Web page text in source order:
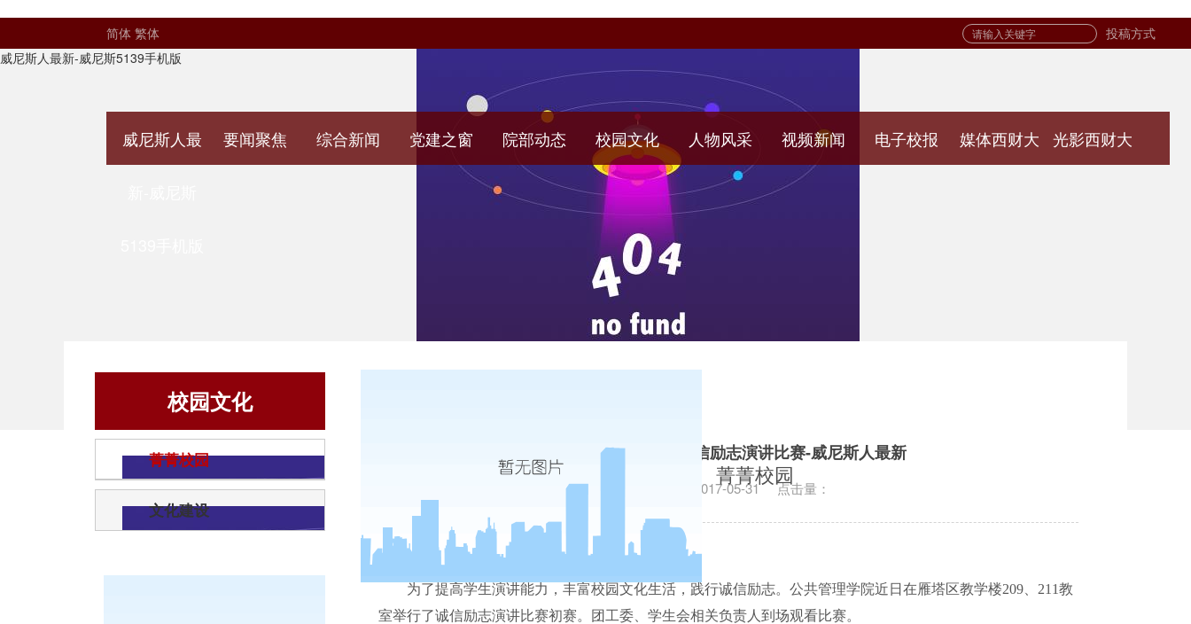
简体 繁体
投稿方式
威尼斯人最新-威尼斯5139手机版
威尼斯人最 要闻聚焦 综合新闻 党建之窗 院部动态 校园文化 人物风采 视频新闻 电子校报 媒体西财大 光影西财大
校园文化
菁菁校园
文化建设
菁菁校园
公共管理学院举办诚信励志演讲比赛-威尼斯人最新
发布日期：2017-05-31 点击量：
为了提高学生演讲能力，丰富校园文化生活，践行诚信励志。公共管理学院近日在雁塔区教学楼209 211教
室举行了诚信励志演讲比赛初赛。团工委、学生会相关负责人到场观看比赛。